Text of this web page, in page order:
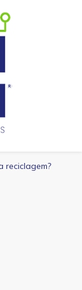
reciclagem?